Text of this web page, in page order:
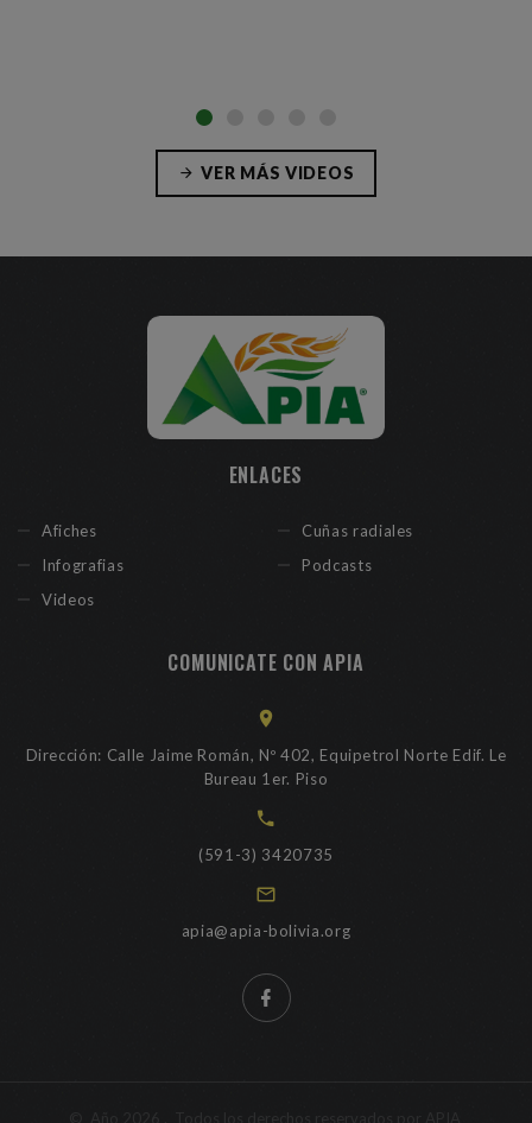
VER MÁS VIDEOS
ENLACES
Afiches
Infografias
Videos
Cuñas radiales
Podcasts
COMUNICATE CON APIA
Dirección: Calle Jaime Román, Nº 402, Equipetrol Norte Edif. Le
Bureau 1er. Piso
(591-3) 3420735
apia@apia-bolivia.org
. Todos los derechos reservados por APIA